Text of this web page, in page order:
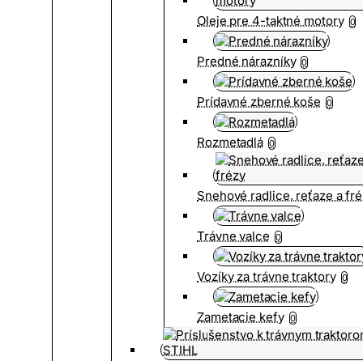
Oleje pre 4-taktné motory 0
Predné nárazníky 0
Prídavné zberné koše 0
Rozmetadlá 0
Snehové radlice, reťaze a
Trávne valce 0
Vozíky za trávne traktory 0
Zametacie kefy 0